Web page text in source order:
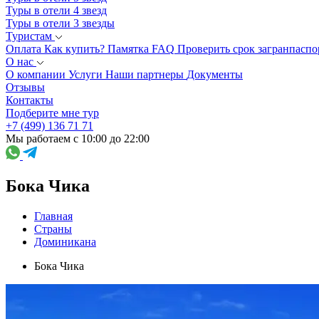
Туры в отели 4 звезд
Туры в отели 3 звезды
Туристам
Оплата Как купить? Памятка FAQ Проверить срок
О нас
О компании Услуги Наши партнеры Документы
Отзывы
Контакты
Подберите мне тур
+7 (499) 136 71 71
Мы работаем с 10:00 до 22:00
Бока Чика
Главная
Страны
Доминикана
Бока Чика